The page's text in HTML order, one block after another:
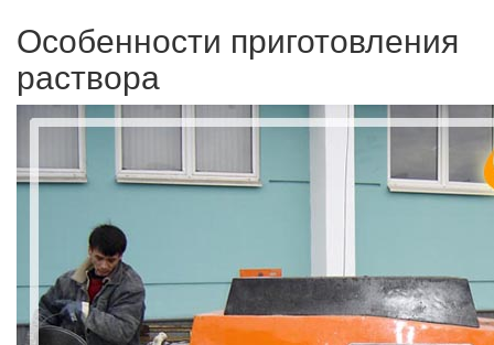
Особенности приготовления
раствора